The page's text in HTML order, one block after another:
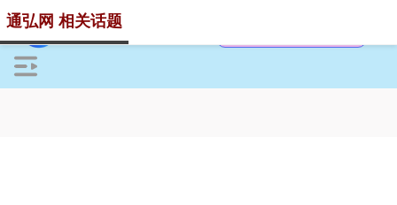
通弘网 相关话题